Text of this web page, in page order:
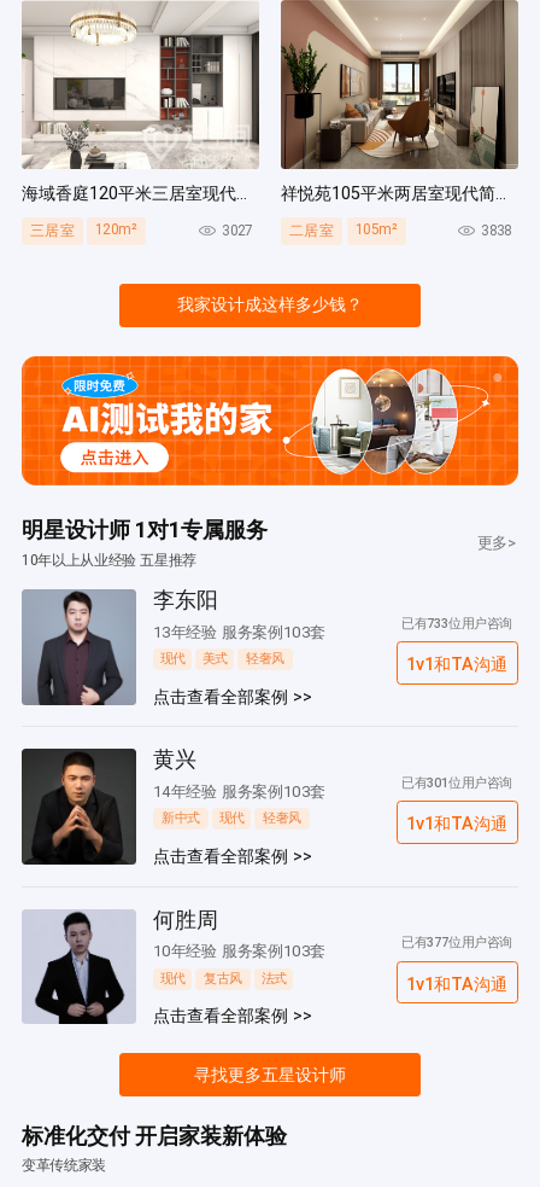
海域香庭120平米三居室现代简约风装修案例
三居室 120m² 3027
祥悦苑105平米两居室现代简约风装修案例
二居室 105m² 3838
我家设计成这样多少钱？
明星设计师 1对1专属服务
10年以上从业经验 五星推荐
更多>
李东阳
13年经验 服务案例103套
现代 美式 轻奢风
点击查看全部案例 >>
已有733位用户咨询
1v1和TA沟通
黄兴
14年经验 服务案例103套
新中式 现代 轻奢风
点击查看全部案例 >>
已有301位用户咨询
1v1和TA沟通
何胜周
10年经验 服务案例103套
现代 复古风 法式
点击查看全部案例 >>
已有377位用户咨询
1v1和TA沟通
寻找更多五星设计师
标准化交付 开启家装新体验
变革传统家装